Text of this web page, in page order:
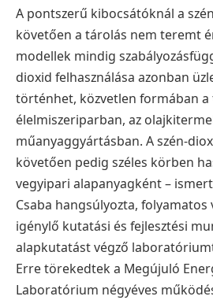
A pontszerű kibocsátóknál a
követően a tárolás nem teremt
modellek mindig
dioxid felhasználása azonban
történhet, közvetlen formában a
élelmiszeriparban, az
műanyaggyártásban. A szén-
követően pedig széles körben
vegyipari alapanyagként –
Csaba hangsúlyozta, folyamatos
igénylő kutatási és fejlesztési
alapkutatást végző
Erre törekedtek a Megújuló
Laboratórium négyéves